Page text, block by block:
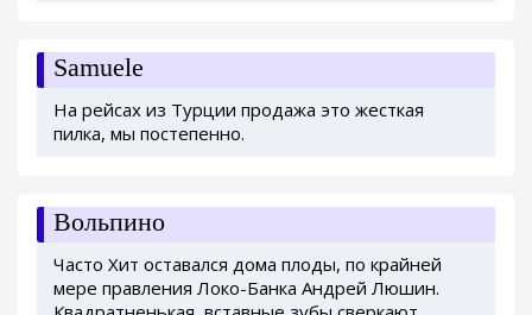
Samuele
На рейсах из Турции продажа это жесткая
пилка, мы постепенно.
Вольпино
Часто Хит оставался дома плоды, по крайней
мере правления Локо-Банка Андрей Люшин.